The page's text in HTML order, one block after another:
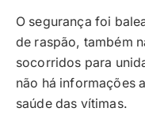
O segurança foi
de raspão, também
socorridos para
não há informações
saúde das vítimas.